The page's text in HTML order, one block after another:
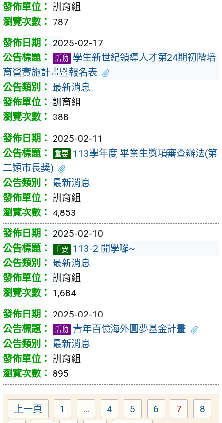
訓育組
787
2025-02-17
活動 學生新世紀領導人才第24期初階培
育營實施計畫暨報名表
最新消息
訓育組
388
2025-02-11
重要 113學年度 畢業生獎項審查辦法(第
二類市長獎)
最新消息
訓育組
4,853
2025-02-10
重要 113-2 開學囉~
最新消息
訓育組
1,684
2025-02-10
活動 青年百億海外圓夢基金計畫
最新消息
訓育組
895
上一頁 Page
1 ... Page
4 Page
5 Page
6 Page
7 8